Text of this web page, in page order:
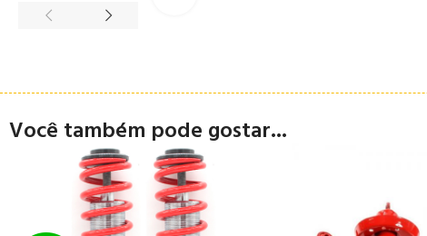
Você também pode gostar...